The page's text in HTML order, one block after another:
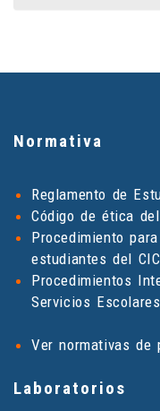
Normativa
Reglamento de
Código de ética
Procedimiento
estudiantes del
Procedimientos
Servicios Escolares
Ver normativas de
Laboratorios